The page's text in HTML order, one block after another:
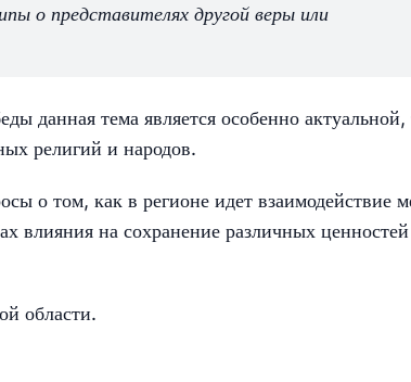
о представителях другой веры или
данная тема является особенно актуальной,
религий и народов.
о том, как в регионе идет взаимодействие
влияния на сохранение различных ценностей
области.